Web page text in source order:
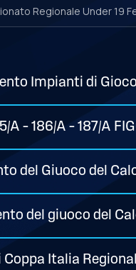
Impianti di
A – 186/A – 187/A
del Giuoco del
del giuoco del
Italia